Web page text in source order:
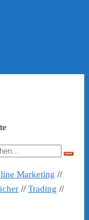
Marketing //
// Trading //